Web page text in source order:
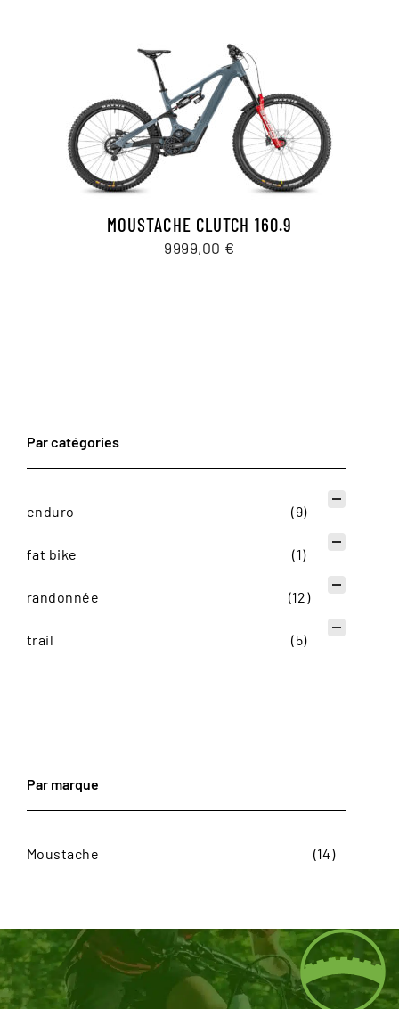
MOUSTACHE CLUTCH 160.9
9999,00 €
Par catégories
enduro (9)
fat bike (1)
randonnée (12)
trail (5)
Par marque
Moustache (14)